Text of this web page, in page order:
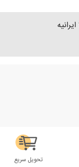
تحویل سریع